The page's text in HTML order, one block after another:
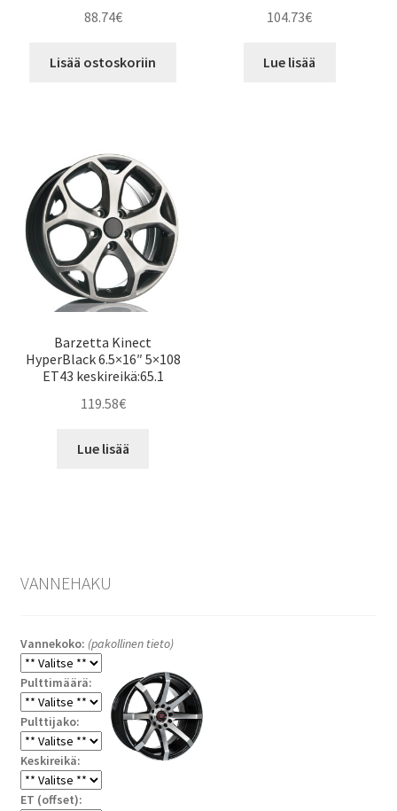
88.74€
Lisää ostoskoriin
104.73€
Lue lisää
Barzetta Kinect
HyperBlack 6.5×16″ 5×108
ET43 keskireikä:65.1
119.58€
Lue lisää
VANNEHAKU
Vannekoko: (pakollinen tieto)
Pulttimäärä:
Pulttijako:
Keskireikä:
ET (offset):